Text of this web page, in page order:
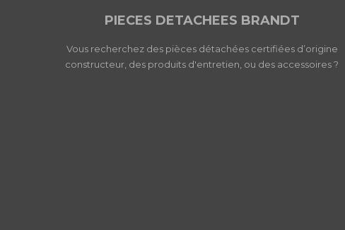
PIECES DETACHEES BRANDT
Vous recherchez des pièces détachées certifiées d’origine
constructeur, des produits d'entretien, ou des accessoires ?